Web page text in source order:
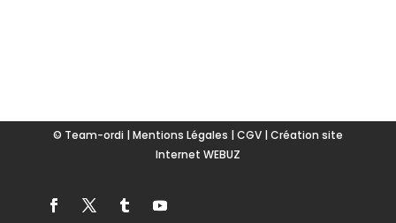
© Team-ordi | Mentions Légales | CGV| Création site
Internet WEBUZ